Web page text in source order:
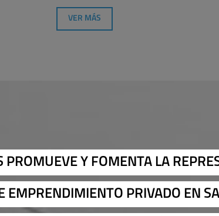
VER MÁS
PROMUEVE Y FOMENTA LA
EMPRENDIMIENTO PRIVADO EN